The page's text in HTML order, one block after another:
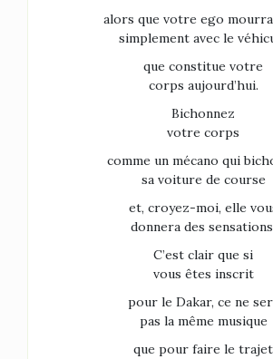
alors que votre ego
simplement avec le
que constitue votre
corps aujourd’hui.
Bichonnez
votre corps
comme un mécano qui
sa voiture de course
et, croyez-moi, elle
donnera des
C’est clair que si
vous êtes inscrit
pour le Dakar, ce ne
pas la même musique
que pour faire le trajet